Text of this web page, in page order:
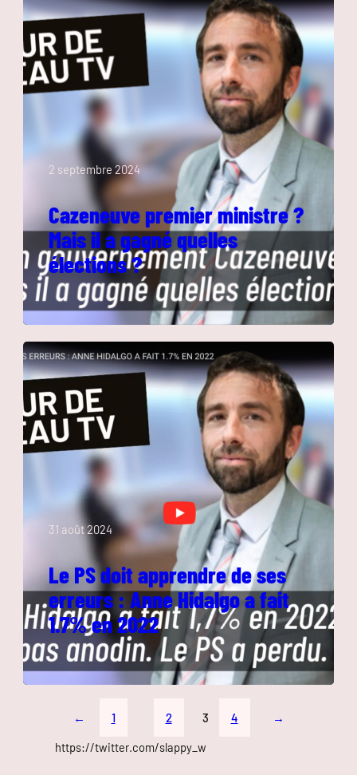
2 septembre 2024
Cazeneuve premier ministre ?
Mais il a gagné quelles
élections ?
31 août 2024
Le PS doit apprendre de ses
erreurs : Anne Hidalgo a fait
1.7% en 2022
← 1 2 3 4 →
https://twitter.com/slappy_w